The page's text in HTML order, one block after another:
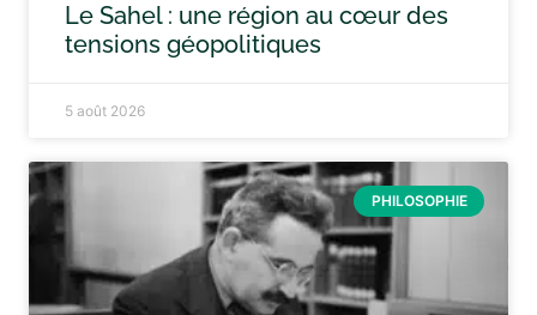
Le Sahel : une région au cœur des
tensions géopolitiques
5 août 2026
PHILOSOPHIE